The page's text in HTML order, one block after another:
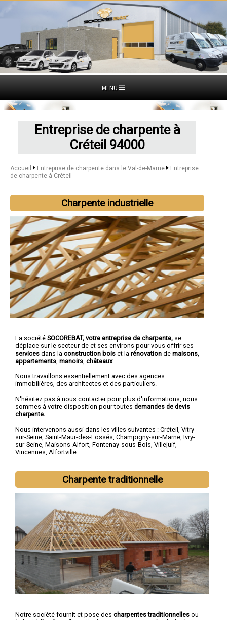
MENU
Entreprise de charpente à
Créteil 94000
Accueil Entreprise de charpente dans le Val-de-Marne
Entreprise
de charpente à Créteil
Charpente industrielle
La société SOCOREBAT, votre entreprise de charpente, se
déplace sur le secteur de et ses environs pour vous offrir ses
services dans la construction bois et la rénovation de maisons
appartements manoirs châteaux.
Nous travaillons essentiellement avec des agences
immobilières, des architectes et des particuliers.
N'hésitez pas à nous contacter pour plus d'informations, nous
sommes à votre disposition pour toutes demandes de devis
charpente.
Nous intervenons aussi dans les villes suivantes : Créteil Vitry-
sur-Seine Saint-Maur-des-Fossés Champigny-sur-Marne Ivry-
sur-Seine Maisons-Alfort Fontenay-sous-Bois Villejuif
Vincennes Alfortville
Charpente traditionnelle
Notre société fournit et pose des charpentes traditionnelles ou